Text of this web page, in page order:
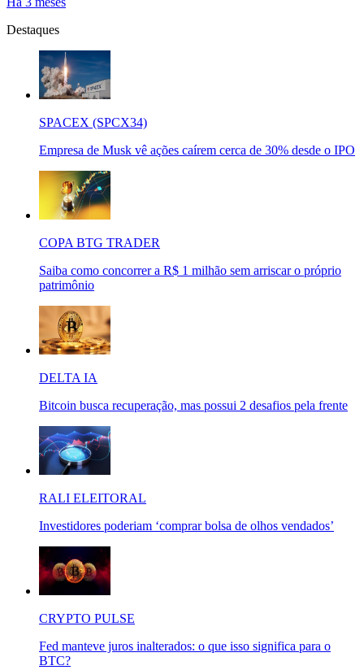
Destaques
SPACEX (SPCX34)
Empresa de Musk vê ações caírem cerca de 30% desde o IPO
COPA BTG TRADER
Saiba como concorrer a R$ 1 milhão sem arriscar o próprio
patrimônio
DELTA IA
Bitcoin busca recuperação, mas possui 2 desafios pela frente
RALI ELEITORAL
Investidores poderiam ‘comprar bolsa de olhos vendados’
CRYPTO PULSE
Fed manteve juros inalterados: o que isso significa para o
BTC?